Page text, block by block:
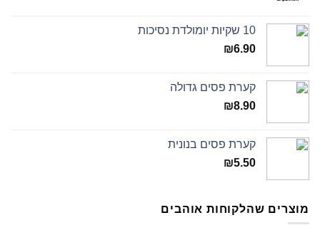
10 שקיות יומולדת נסיכות
₪6.90
קערת פסים גדולה
₪8.90
קערת פסים בנונית
₪5.50
מוצרים שהלקוחות אוהבים